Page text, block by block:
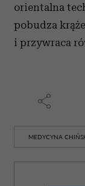
orientalna
pobudza
i przywraca
MEDYCYNA